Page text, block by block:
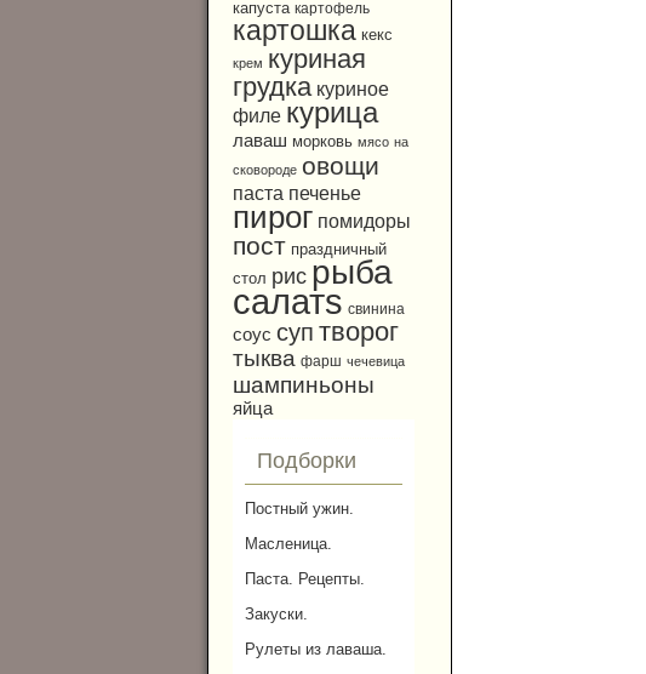
капуста картофель
картошка кекс
крем куриная
грудка куриное
филе курица
лаваш морковь мясо на
сковороде овощи
паста печенье
пирог помидоры
пост праздничный
стол рис рыба
салатs свинина
соус суп творог
тыква фарш чечевица
шампиньоны
яйца
Подборки
Постный ужин.
Масленица.
Паста. Рецепты.
Закуски.
Рулеты из лаваша.